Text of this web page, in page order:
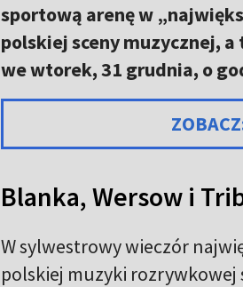
sportową arenę w
polskiej sceny muzycznej,
we wtorek, 31 grudnia, o
Blanka, Wersow i
W sylwestrowy wieczór
polskiej muzyki rozrywkowej